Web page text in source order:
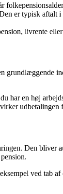
er typisk
livrente
har en høj
udbetalingen
Den
ved